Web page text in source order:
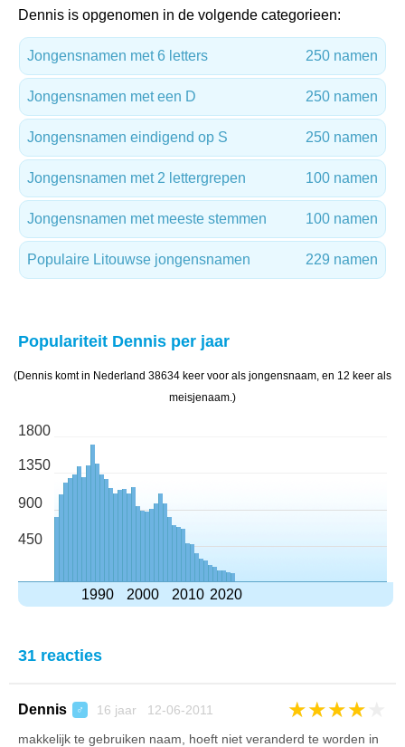
Dennis is opgenomen in de volgende categorieen:
Jongensnamen met 6 letters 250 namen
Jongensnamen met een D 250 namen
Jongensnamen eindigend op S 250 namen
Jongensnamen met 2 lettergrepen 100 namen
Jongensnamen met meeste stemmen 100 namen
Populaire Litouwse jongensnamen 229 namen
Populariteit Dennis per jaar
(Dennis komt in Nederland 38634 keer voor als jongensnaam, en 12 keer als
meisjenaam.)
1800
1350
900
450
1990 2000 2010 2020
31 reacties
Dennis ♂ 16 jaar 12-06-2011 ★★★★
makkelijk te gebruiken naam, hoeft niet veranderd te worden in